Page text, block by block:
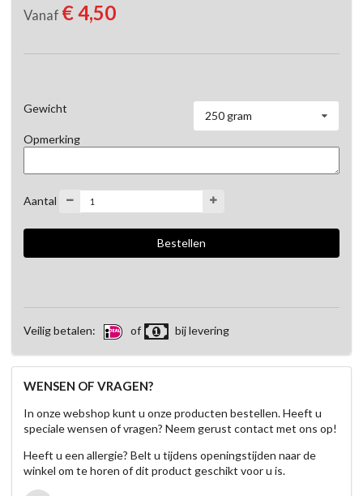
Vanaf € 4,50
Gewicht
250 gram
Opmerking
Aantal
Veilig betalen: of bij levering
WENSEN OF VRAGEN?
In onze webshop kunt u onze producten bestellen. Heeft u
speciale wensen of vragen? Neem gerust contact met ons op!
Heeft u een allergie? Belt u tijdens openingstijden naar de
winkel om te horen of dit product geschikt voor u is.